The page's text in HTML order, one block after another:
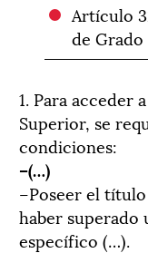
Artículo
de
1. Para acceder
Superior, se
condiciones:
–(…)
–Poseer el
haber superado
específico (…).